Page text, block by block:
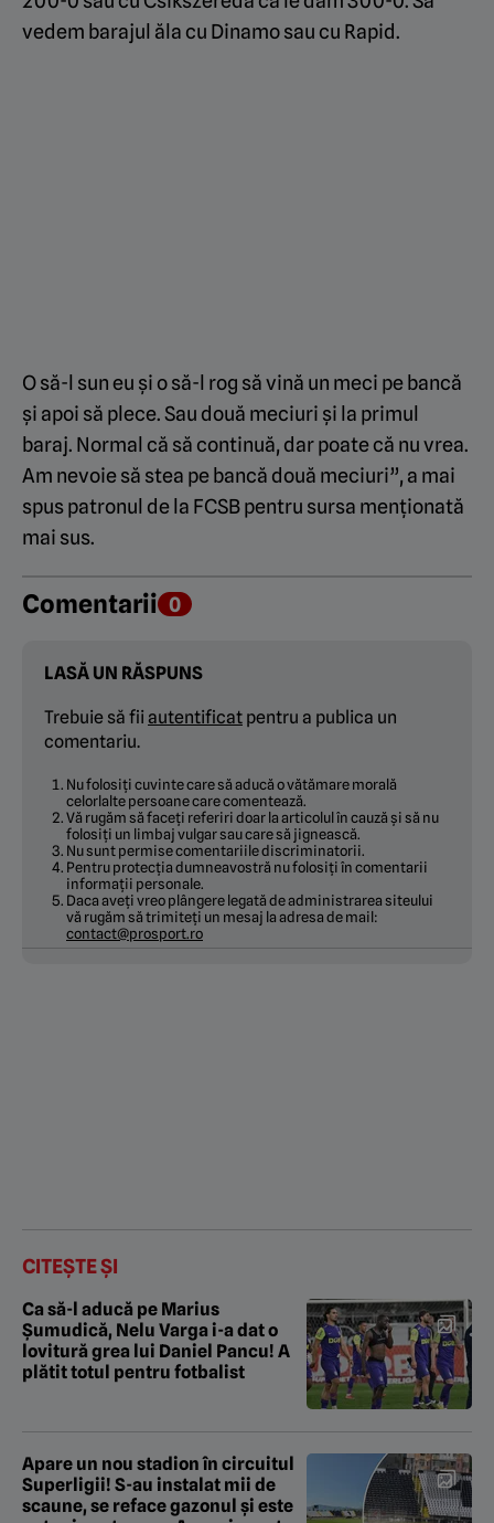
vedem barajul ăla cu Dinamo sau cu Rapid.
O să-l sun eu și o să-l rog să vină un meci pe bancă
și apoi să plece. Sau două meciuri și la primul
baraj. Normal că să continuă, dar poate că nu vrea.
Am nevoie să stea pe bancă două meciuri”, a mai
spus patronul de la FCSB pentru sursa menționată
mai sus.
Comentarii 0
LASĂ UN RĂSPUNS
Trebuie să fii autentificat pentru a publica un
comentariu.
Nu folosiți cuvinte care să aducă o vătămare morală
celorlalte persoane care comentează.
Vă rugăm să faceți referiri doar la articolul în cauză și să nu
folosiți un limbaj vulgar sau care să jignească.
Nu sunt permise comentariile discriminatorii.
Pentru protecția dumneavostră nu folosiți în comentarii
informații personale.
Daca aveți vreo plângere legată de administrarea siteului
vă rugăm să trimiteți un mesaj la adresa de mail:
contact@prosport.ro
CITEȘTE ȘI
Ca să-l aducă pe Marius
Șumudică, Nelu Varga i-a dat o
lovitură grea lui Daniel Pancu! A
plătit totul pentru fotbalist
Apare un nou stadion în circuitul
Superligii! S-au instalat mii de
scaune, se reface gazonul și este